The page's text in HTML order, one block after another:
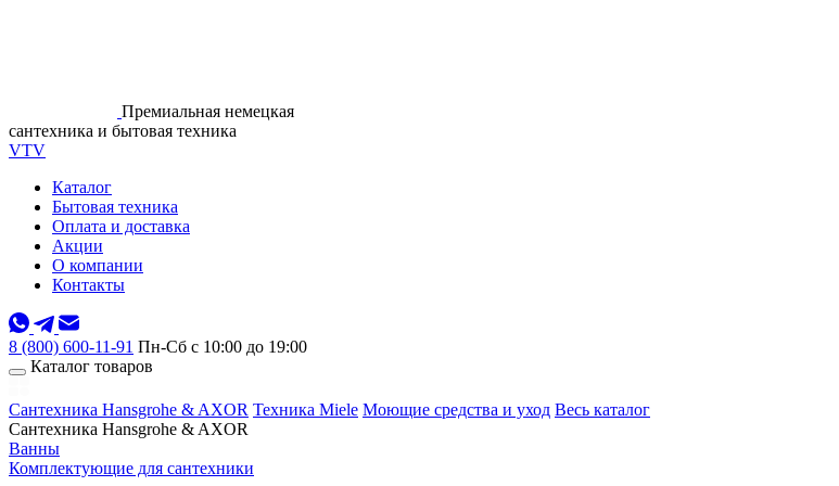
Премиальная немецкая
сантехника и бытовая техника
VTV
Каталог
Бытовая техника
Оплата и доставка
Акции
О компании
Контакты
8 (800) 600-11-91 Пн-Сб с 10:00 до 19:00
Каталог товаров
Сантехника Hansgrohe & AXOR Техника Miele Моющие средства и уход Весь каталог
Сантехника Hansgrohe & AXOR
Ванны
Комплектующие для сантехники